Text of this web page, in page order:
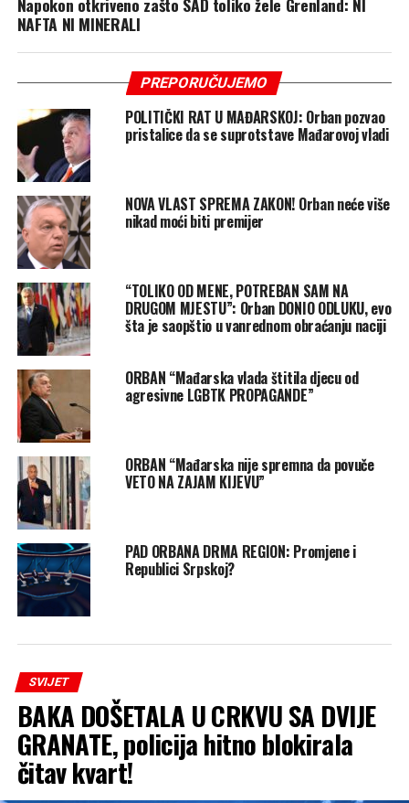
Napokon otkriveno zašto SAD toliko žele Grenland: NI
NAFTA NI MINERALI
PREPORUČUJEMO
POLITIČKI RAT U MAĐARSKOJ: Orban pozvao
pristalice da se suprotstave Mađarovoj vladi
NOVA VLAST SPREMA ZAKON! Orban neće više
nikad moći biti premijer
“TOLIKO OD MENE, POTREBAN SAM NA
DRUGOM MJESTU”: Orban DONIO ODLUKU, evo
šta je saopštio u vanrednom obraćanju naciji
ORBAN “Mađarska vlada štitila djecu od
agresivne LGBTK PROPAGANDE”
ORBAN “Mađarska nije spremna da povuče
VETO NA ZAJAM KIJEVU”
PAD ORBANA DRMA REGION: Promjene i
Republici Srpskoj?
SVIJET
BAKA DOŠETALA U CRKVU SA DVIJE
GRANATE, policija hitno blokirala
čitav kvart!